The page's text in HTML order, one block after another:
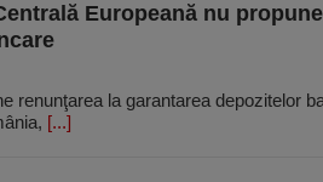
Europeană nu
renunţarea la garantarea depozitelor
[...]